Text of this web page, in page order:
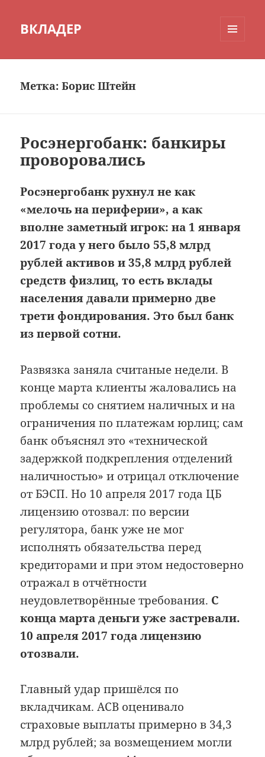
ВКЛАДЕР
Метка:Борис Штейн
Росэнергобанк: банкиры
проворовались
Росэнергобанк рухнул не как
«мелочь на периферии», а как
вполне заметный игрок: на 1 января
2017 года у него было 55,8 млрд
рублей активов и 35,8 млрд рублей
средств физлиц, то есть вклады
населения давали примерно две
трети фондирования. Это был банк
из первой сотни.
Развязка заняла считаные недели. В
конце марта клиенты жаловались на
проблемы со снятием наличных и на
ограничения по платежам юрлиц; сам
банк объяснял это «технической
задержкой подкрепления отделений
наличностью» и отрицал отключение
от БЭСП. Но 10 апреля 2017 года ЦБ
лицензию отозвал: по версии
регулятора, банк уже не мог
исполнять обязательства перед
кредиторами и при этом недостоверно
отражал в отчётности
неудовлетворённые требования. С
конца марта деньги уже застревали.
10 апреля 2017 года лицензию
отозвали.
Главный удар пришёлся по
вкладчикам. АСВ оценивало
страховые выплаты примерно в 34,3
млрд рублей; за возмещением могли